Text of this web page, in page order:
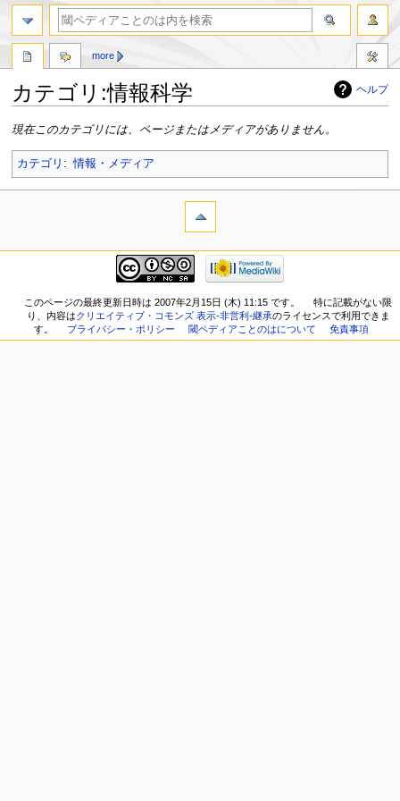
ヘルプ
カテゴリ:情報科学
ナ
ゲ
ー
に
検
に
移
現在このカテゴリには、ページまたはメディアがありません。
カテゴリ : 情報・メディア
more
このページの最終更新日時は 2007年2月15日 (木) 11:15 です。
特に記載がない限
り、内容はクリエイティブ・コモンズ 表示-非営利-継承のライセンスで利用できま
す。
プライバシー・ポリシー 閾ペディアことのはについて 免責事項